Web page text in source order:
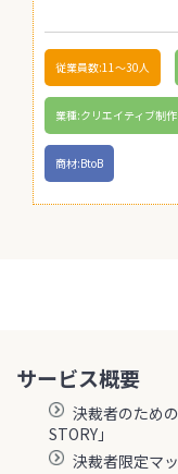
従業員数:11〜30人
業種:クリエイティブ制作
商材:BtoB
サービス概要
決裁者のため
STORY」
決裁者限定マ